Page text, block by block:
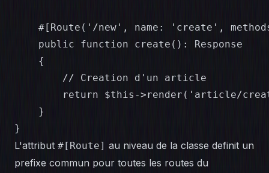
#[Route('/new', name: 'create',
    public function create(): Response
    {
        // Creation d'un article
return $this->render('article/
    }
}
L'attribut #[Route] au niveau de la classe definit un
prefixe commun pour toutes les routes du